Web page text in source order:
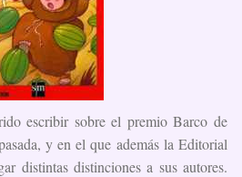
escribir sobre el premio Barco de
y en el que además la Editorial
distintas distinciones a sus autores.